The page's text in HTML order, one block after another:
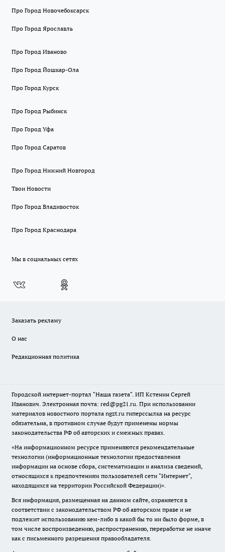
Про Город Новочебоксарск
Про Город Ярославль
Про Город Иваново
Про Город Йошкар-Ола
Про Город Курск
Про Город Рыбинск
Про Город Уфа
Про Город Саратов
Про Город Нижний Новгород
Твои Новости
Про Город Владивосток
Про Город Краснодара
Мы в социальных сетях
Заказать рекламу
О нас
Редакционная политика
Городской интернет-портал "Наша газета". ИП Кстенин Сергей
Иванович. Электронная почта: red@pg21.ru. При использовании
материалов новостного портала ngzt.ru гиперссылка на ресурс
обязательна, в противном случае будут применены нормы
законодательства РФ об авторских и смежных правах.
«На информационном ресурсе применяются рекомендательные
технологии (информационные технологии предоставления
информации на основе сбора, систематизации и анализа сведений,
относящихся к предпочтениям пользователей сети "Интернет",
находящихся на территории Российской Федерации)».
Вся информация, размещенная на данном сайте, охраняется в
соответствии с законодательством РФ об авторском праве и не
подлежит использованию кем-либо в какой бы то ни было форме, в
том числе воспроизведению, распространению, переработке не иначе
как с письменного разрешения правообладателя.